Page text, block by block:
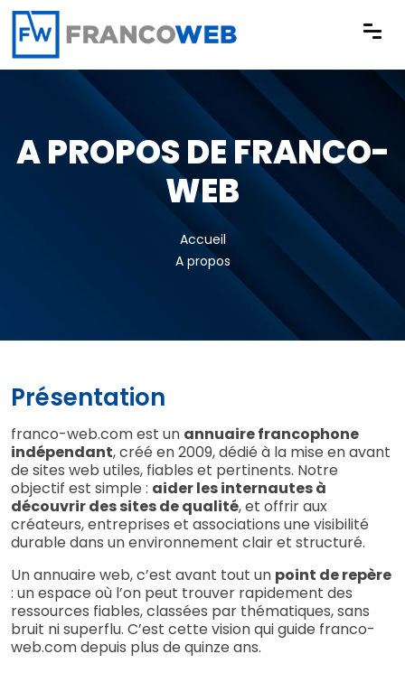
Panneau de gestion des cookies
A PROPOS DE FRANCO-
WEB
Accueil
A propos
Présentation
franco-web.com est un annuaire francophone
indépendant, créé en 2009, dédié à la mise en avant
de sites web utiles, fiables et pertinents. Notre
objectif est simple : aider les internautes à
découvrir des sites de qualité, et offrir aux
créateurs, entreprises et associations une visibilité
durable dans un environnement clair et structuré.
Un annuaire web, c’est avant tout un point de repère
: un espace où l’on peut trouver rapidement des
ressources fiables, classées par thématiques, sans
bruit ni superflu. C’est cette vision qui guide franco-
web.com depuis plus de quinze ans.